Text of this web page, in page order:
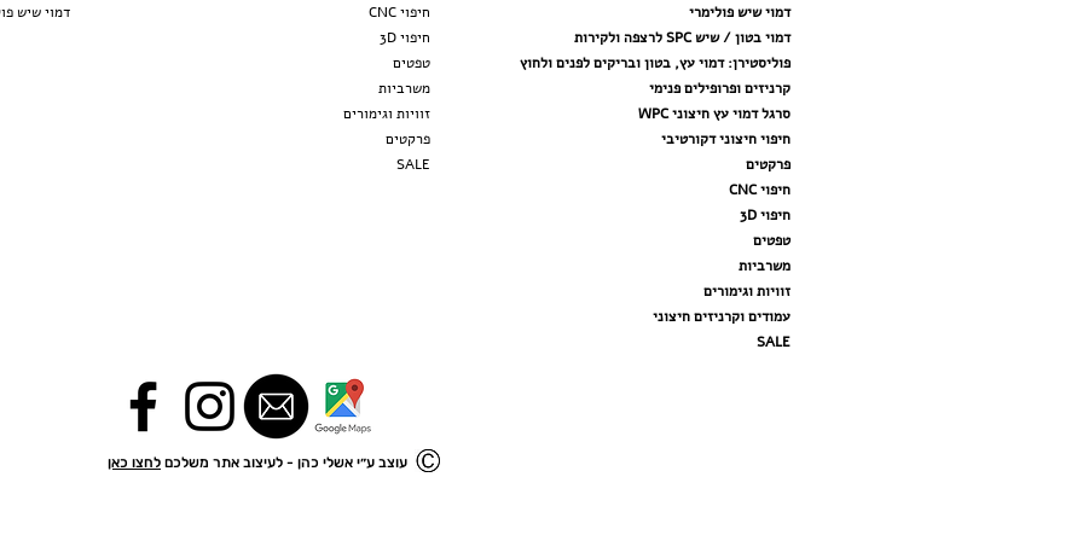
דמוי שיש
חיפוי CNC
חיפוי3D
טפטים
משרביות
זוויות וגימורים
פרקטים
SALE
דמוי שיש פולימרי
דמוי בטון / שיש SPC לרצפה ולקירות
פוליסטירן: דמוי עץ, בטון ובריקים לפנים ולחוץ
קרניזים ופרופילים פנימי
סרגל דמוי עץ חיצוני WPC
חיפוי חיצוני דקורטיבי
פרקטים
חיפוי CNC
חיפוי 3D
טפטים
משרביות
זוויות וגימורים
עמודים וקרניזים חיצוני
SALE
עוצב ע״י אשלי כהן - לעיצוב אתר משלכם לחצו כאן